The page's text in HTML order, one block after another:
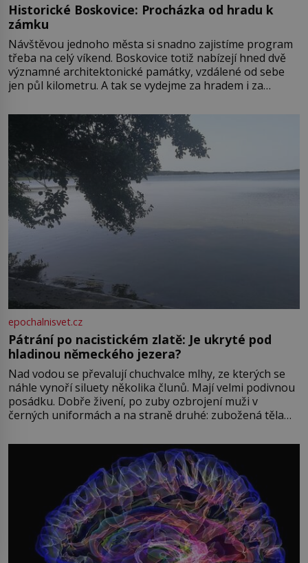
Historické Boskovice: Procházka od hradu k
zámku
Návštěvou jednoho města si snadno zajistíme program
třeba na celý víkend. Boskovice totiž nabízejí hned dvě
významné architektonické památky, vzdálené od sebe
jen půl kilometru. A tak se vydejme za hradem i za
Boskovice na okraji Drahanské vrchoviny vznikla někdy
ve13. století, a už v roce 1313 kronikáři zaznamenali
epochalnisvet.cz
Pátrání po nacistickém zlatě: Je ukryté pod
hladinou německého jezera?
Nad vodou se převalují chuchvalce mlhy, ze kterých se
náhle vynoří siluety několika člunů. Mají velmi podivnou
posádku. Dobře živení, po zuby ozbrojení muži v
černých uniformách a na straně druhé: zubožená těla
přízračná scéna znamená? Je jaro roku 1945, druhá
světová válka se chýlí ke konci. Jezero Stolpsee